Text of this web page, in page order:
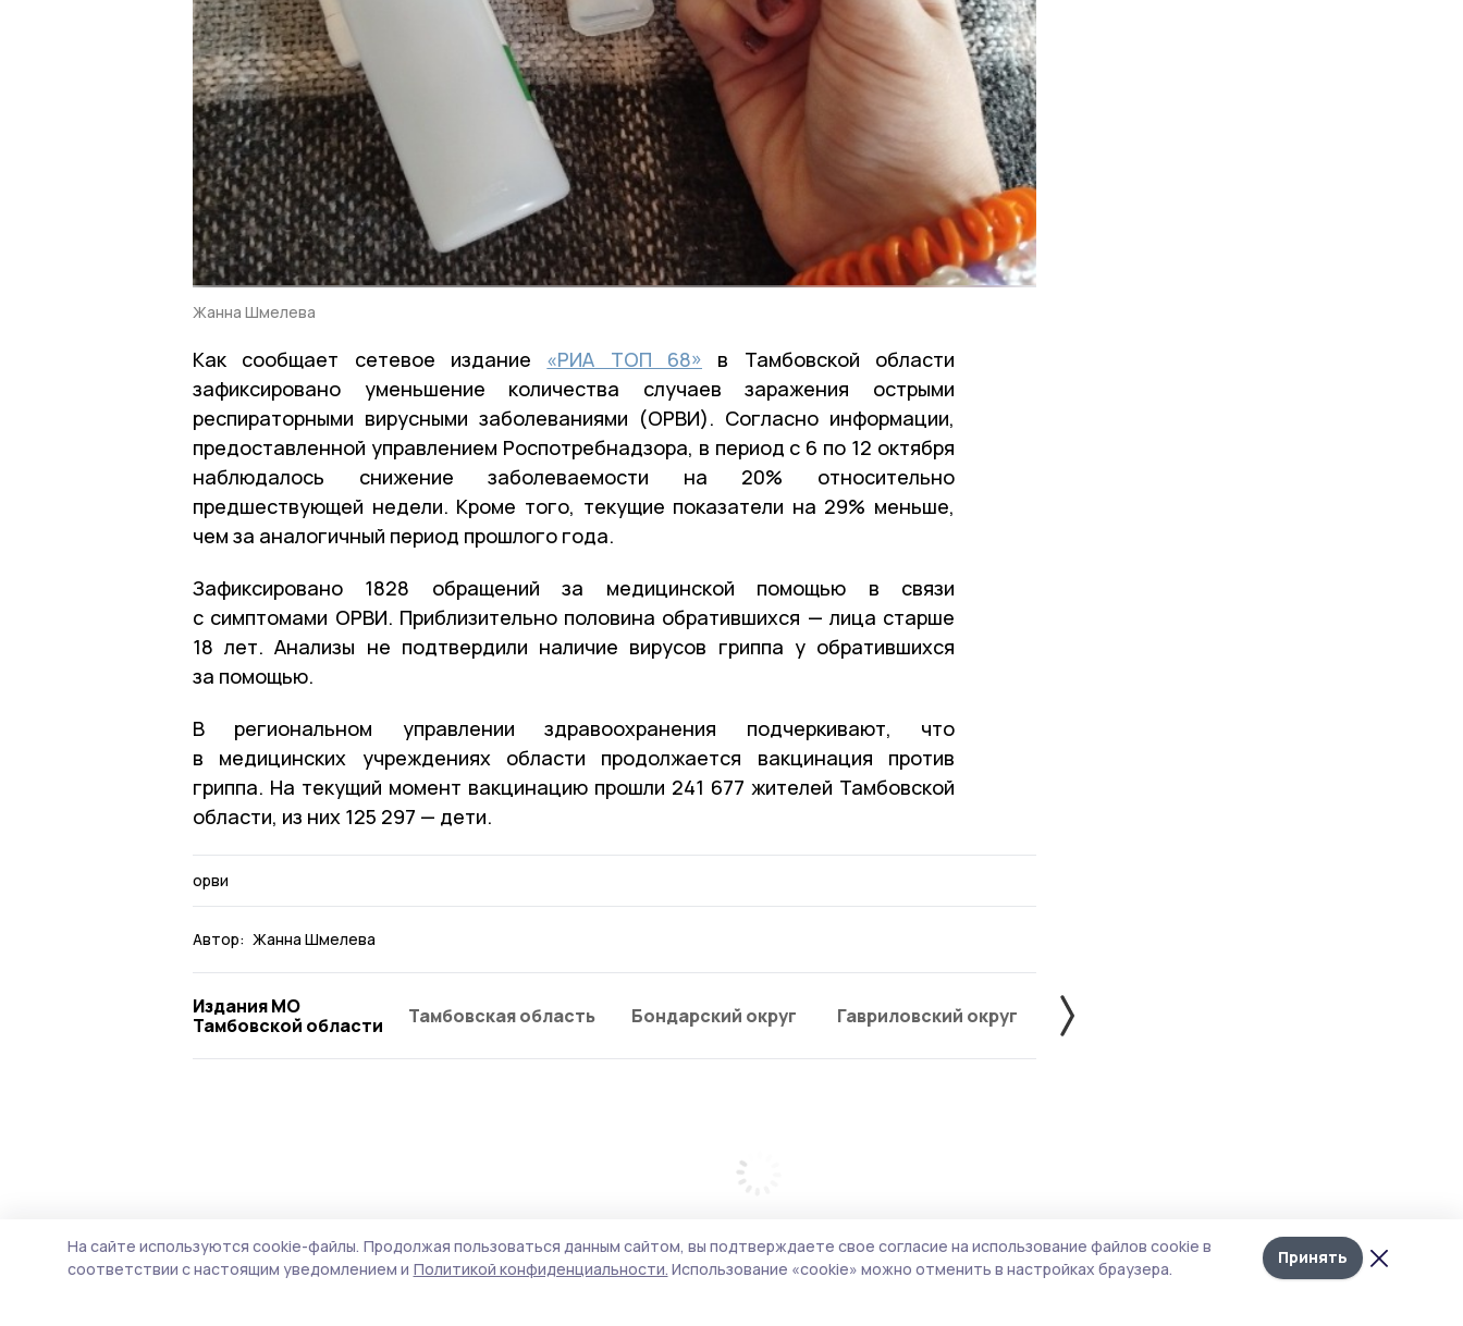
Лента
новостей
Жанна Шмелева
Как сообщает сетевое издание «РИА ТОП 68» в Тамбовской области
зафиксировано уменьшение количества случаев заражения острыми
респираторными вирусными заболеваниями (ОРВИ). Согласно информации,
предоставленной управлением Роспотребнадзора, в период с 6 по 12 октября
наблюдалось снижение заболеваемости на 20% относительно
предшествующей недели. Кроме того, текущие показатели на 29% меньше,
чем за аналогичный период прошлого года.
Зафиксировано 1828 обращений за медицинской помощью в связи
с симптомами ОРВИ. Приблизительно половина обратившихся — лица старше
18 лет. Анализы не подтвердили наличие вирусов гриппа у обратившихся
за помощью.
В региональном управлении здравоохранения подчеркивают, что
в медицинских учреждениях области продолжается вакцинация против
гриппа. На текущий момент вакцинацию прошли 241 677 жителей Тамбовской
области, из них 125 297 — дети.
орви
Автор: Жанна Шмелева
Издания МО
Тамбовской области
Тамбовская область Бондарский округ Гавриловский округ Жердевский округ
На сайте используются cookie-файлы. Продолжая пользоваться данным сайтом, вы подтверждаете свое согласие на использование файлов cookie в
соответствии с настоящим уведомлением и Политикой конфиденциальности. Использование «cookie» можно отменить в настройках браузера.
Принять